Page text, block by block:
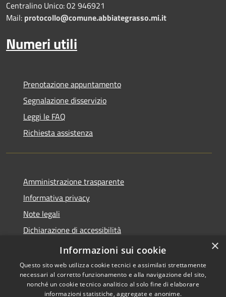
Centralino Unico: 02 946921
Mail: protocollo@comune.abbiategrasso.mi.it
Numeri utili
Prenotazione appuntamento
Segnalazione disservizio
Leggi le FAQ
Richiesta assistenza
Amministrazione trasparente
Informativa privacy
Note legali
Dichiarazione di accessibilità
Whistleblowing
×
Informazioni sui cookie
Questo sito web utilizza cookie tecnici e assimilati strettamente
necessari al corretto funzionamento e alla navigazione del sito,
nonché un cookie tecnico analitico al solo fine di elaborare
informazioni statistiche, aggregate e anonime.